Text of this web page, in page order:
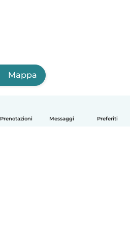
Prenotazioni Messaggi Preferiti
Mappa